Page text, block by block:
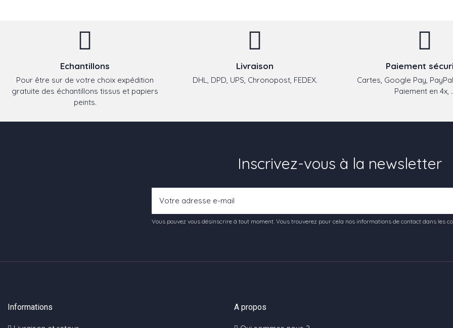
Echantillons
Pour être sur de votre choix expédition
gratuite des échantillons tissus et papiers
peints.
Livraison
DHL, DPD, UPS, Chronopost, FEDEX.
Paiement
Cartes, Google Pay,
Paiement en 4x,
Inscrivez-vous à la newsletter
Vous pouvez vous désinscrire à tout moment. Vous trouverez pour cela nos informations de contact dans les
Informations A propos